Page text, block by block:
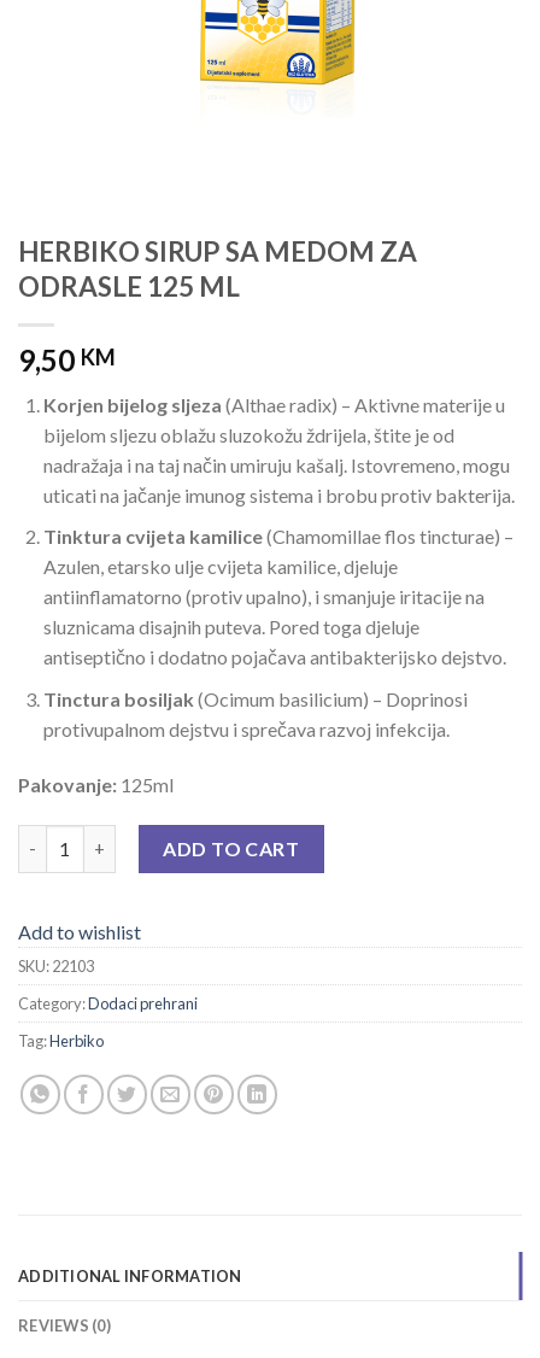
HERBIKO SIRUP SA MEDOM ZA
ODRASLE 125 ML
9,50 KM
Korjen bijelog sljeza (Althae radix) – Aktivne materije u
bijelom sljezu oblažu sluzokožu ždrijela, štite je od
nadražaja i na taj način umiruju kašalj. Istovremeno, mogu
uticati na jačanje imunog sistema i brobu protiv bakterija.
Tinktura cvijeta kamilice(Chamomillae flos tincturae) –
Azulen, etarsko ulje cvijeta kamilice, djeluje
antiinflamatorno (protiv upalno), i smanjuje iritacije na
sluznicama disajnih puteva. Pored toga djeluje
antiseptično i dodatno pojačava antibakterijsko dejstvo.
Tinctura bosiljak (Ocimum basilicium) – Doprinosi
protivupalnom dejstvu i sprečava razvoj infekcija.
Pakovanje: 125ml
ADD TO CART
Add to wishlist
SKU:22103
Category:Dodaci prehrani
Tag:Herbiko
ADDITIONAL INFORMATION
REVIEWS (0)